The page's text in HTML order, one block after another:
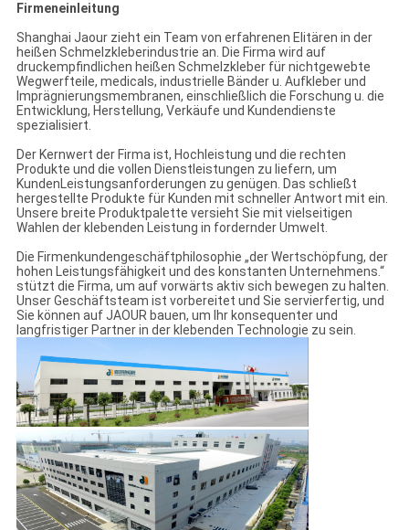
Firmeneinleitung
Shanghai Jaour zieht ein Team von erfahrenen Elitären in der
heißen Schmelzkleberindustrie an. Die Firma wird auf
druckempfindlichen heißen Schmelzkleber für nichtgewebte
Wegwerfteile, medicals, industrielle Bänder u. Aufkleber und
Imprägnierungsmembranen, einschließlich die Forschung u. die
Entwicklung, Herstellung, Verkäufe und Kundendienste
spezialisiert.
Der Kernwert der Firma ist, Hochleistung und die rechten
Produkte und die vollen Dienstleistungen zu liefern, um
KundenLeistungsanforderungen zu genügen. Das schließt
hergestellte Produkte für Kunden mit schneller Antwort mit ein.
Unsere breite Produktpalette versieht Sie mit vielseitigen
Wahlen der klebenden Leistung in fordernder Umwelt.
Die Firmenkundengeschäftphilosophie „der Wertschöpfung, der
hohen Leistungsfähigkeit und des konstanten Unternehmens.“
stützt die Firma, um auf vorwärts aktiv sich bewegen zu halten.
Unser Geschäftsteam ist vorbereitet und Sie servierfertig, und
Sie können auf JAOUR bauen, um Ihr konsequenter und
langfristiger Partner in der klebenden Technologie zu sein.